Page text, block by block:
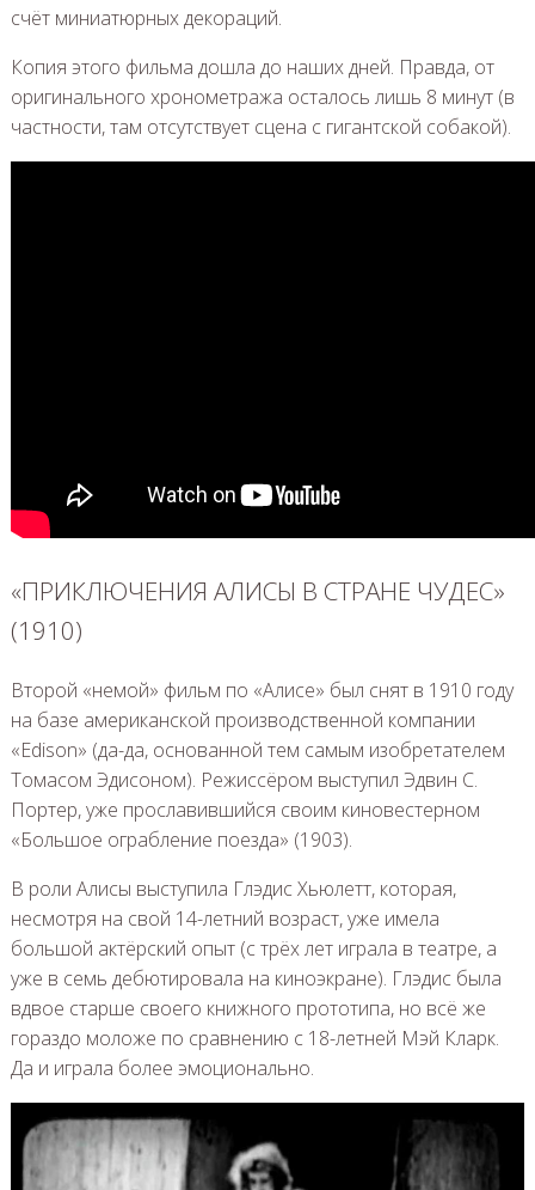
счёт миниатюрных декораций.
Копия этого фильма дошла до наших дней. Правда, от
оригинального хронометража осталось лишь 8 минут (в
частности, там отсутствует сцена с гигантской собакой).
«ПРИКЛЮЧЕНИЯ АЛИСЫ В СТРАНЕ ЧУДЕС»
(1910)
Второй «немой» фильм по «Алисе» был снят в 1910 году
на базе американской производственной компании
«Edison» (да-да, основанной тем самым изобретателем
Томасом Эдисоном). Режиссёром выступил Эдвин С.
Портер, уже прославившийся своим киновестерном
«Большое ограбление поезда» (1903).
В роли Алисы выступила Глэдис Хьюлетт, которая,
несмотря на свой 14-летний возраст, уже имела
большой актёрский опыт (с трёх лет играла в театре, а
уже в семь дебютировала на киноэкране). Глэдис была
вдвое старше своего книжного прототипа, но всё же
гораздо моложе по сравнению с 18-летней Мэй Кларк.
Да и играла более эмоционально.